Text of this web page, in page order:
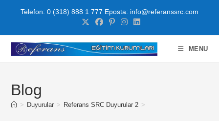
Telefon: 0 (318) 888 1 777 Eposta: info@referanssrc.com
MENU
Blog
> Duyurular > Referans SRC Duyurular 2 >